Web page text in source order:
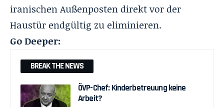
iranischen Außenposten direkt vor der
Haustür endgültig zu eliminieren.
Go Deeper:
BREAK THE NEWS
ÖVP-Chef: Kinderbetreuung keine
Arbeit?